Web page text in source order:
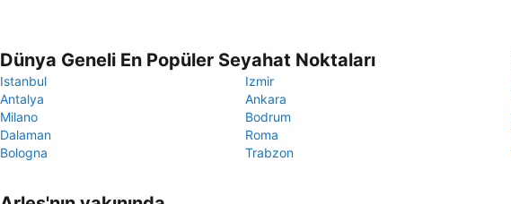
Dünya Geneli En Popüler Seyahat Noktaları
Istanbul
Izmir
Antalya
Ankara
Milano
Bodrum
Dalaman
Roma
Bologna
Trabzon